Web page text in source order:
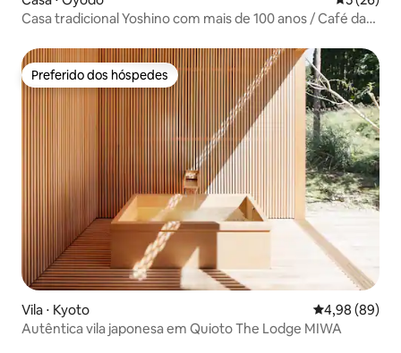
Casa tradicional Yoshino com mais de 100 anos / Café da
Acomodação tranquila cercada por vegetação
Preferido dos hóspedes
Preferido dos hóspedes
Vila ⋅ Kyoto 4,98 de uma
4,98 (89)
Autêntica vila japonesa em Quioto The Lodge MIWA